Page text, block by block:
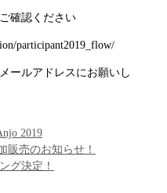
確認ください
participant2019_flow/
ールアドレスにお願いし
2019
販売のお知らせ！
グ決定！